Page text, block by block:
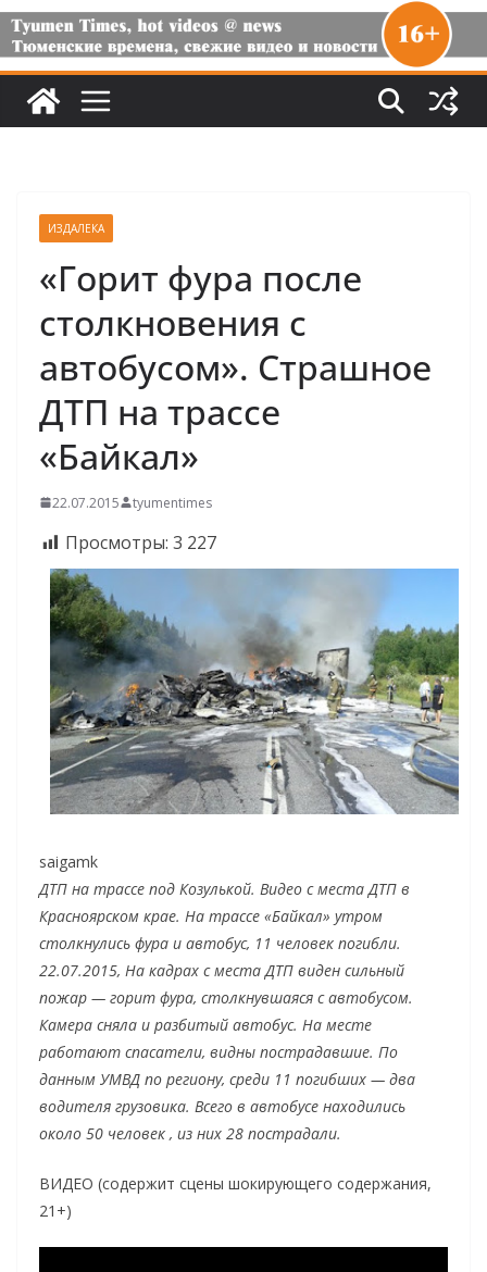
ИЗДАЛЕКА
«Горит фура после
столкновения с
автобусом». Страшное
ДТП на трассе
«Байкал»
22.07.2015 tyumentimes
Просмотры: 3 227
saigamk
ДТП на трассе под Козулькой. Видео с места ДТП в
Красноярском крае. На трассе «Байкал» утром
столкнулись фура и автобус, 11 человек погибли.
22.07.2015, На кадрах с места ДТП виден сильный
пожар — горит фура, столкнувшаяся с автобусом.
Камера сняла и разбитый автобус. На месте
работают спасатели, видны пострадавшие. По
данным УМВД по региону, среди 11 погибших — два
водителя грузовика. Всего в автобусе находились
около 50 человек , из них 28 пострадали.
ВИДЕО (содержит сцены шокирующего содержания,
21+)